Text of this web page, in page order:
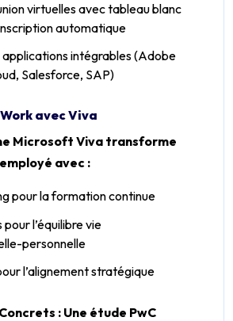
virtuelles avec tableau blanc
automatique
intégrables (Adobe
Salesforce, SAP)
avec Viva
Microsoft Viva transforme
avec :
pour la formation continue
l’équilibre vie
personnelle
l’alignement stratégique
: Une étude PwC